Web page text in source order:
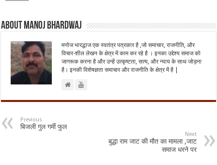
About Manoj Bhardwaj
मनोज भारद्धाज एक स्वतंत्र पत्रकार है ,जो समाचार, राजनीति, और
विचार-शील लेखन के क्षेत्र में काम कर रहे है । इनका उद्देश्य समाज को
जागरूक करना है और उन्हें उत्कृष्टता, सत्य, और न्याय के साथ जोड़ना
है। इनकी विशेषज्ञता समाचार और राजनीति के क्षेत्र में है |
Previous
बिजली गुल गर्मी फुल
Next
बुद्धा राम जाट की मौत का मामला ,जाट
समाज धरने पर